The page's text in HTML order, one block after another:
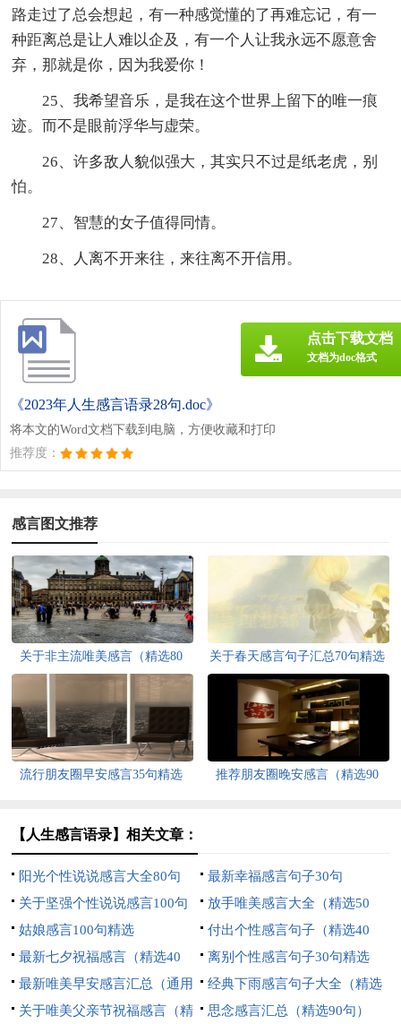
路走过了总会想起，有一种感觉懂的了再难忘记，有一
种距离总是让人难以企及，有一个人让我永远不愿意舍
弃，那就是你，因为我爱你！
25、我希望音乐，是我在这个世界上留下的唯一痕
迹。而不是眼前浮华与虚荣。
26、许多敌人貌似强大，其实只不过是纸老虎，别
怕。
27、智慧的女子值得同情。
28、人离不开来往，来往离不开信用。
《2023年人生感言语录28句.doc》
将本文的Word文档下载到电脑，方便收藏和打印
推荐度：
点击下载文档
文档为doc格式
感言图文推荐
关于非主流唯美感言（精选80
句）
关于春天感言句子汇总70句精选
流行朋友圈早安感言35句精选
推荐朋友圈晚安感言（精选90
【人生感言语录】相关文章：
阳光个性说说感言大全80句
最新幸福感言句子30句
关于坚强个性说说感言100句
精选
放手唯美感言大全（精选50
句）
姑娘感言100句精选
付出个性感言句子（精选40
句）
最新七夕祝福感言（精选40
句）
离别个性感言句子30句精选
最新唯美早安感言汇总（通用
150句）
经典下雨感言句子大全（精选
60句）
关于唯美父亲节祝福感言（精 思念感言汇总（精选90句）